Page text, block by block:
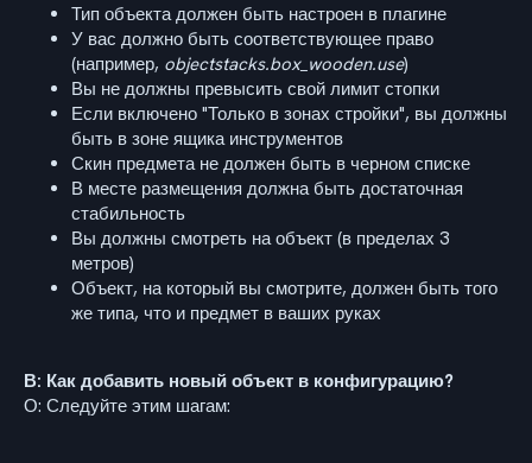
Тип объекта должен быть настроен в плагине
У вас должно быть соответствующее право
(например, objectstacks.box_wooden.use)
Вы не должны превысить свой лимит стопки
Если включено "Только в зонах стройки", вы должны
быть в зоне ящика инструментов
Скин предмета не должен быть в черном списке
В месте размещения должна быть достаточная
стабильность
Вы должны смотреть на объект (в пределах 3
метров)
Объект, на который вы смотрите, должен быть того
же типа, что и предмет в ваших руках
В: Как добавить новый объект в конфигурацию?
О: Следуйте этим шагам: